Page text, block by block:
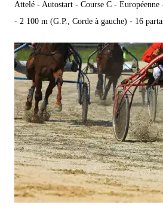
Attelé - Autostart - Course C - Européenne
- 2 100 m (G.P., Corde à gauche) - 16